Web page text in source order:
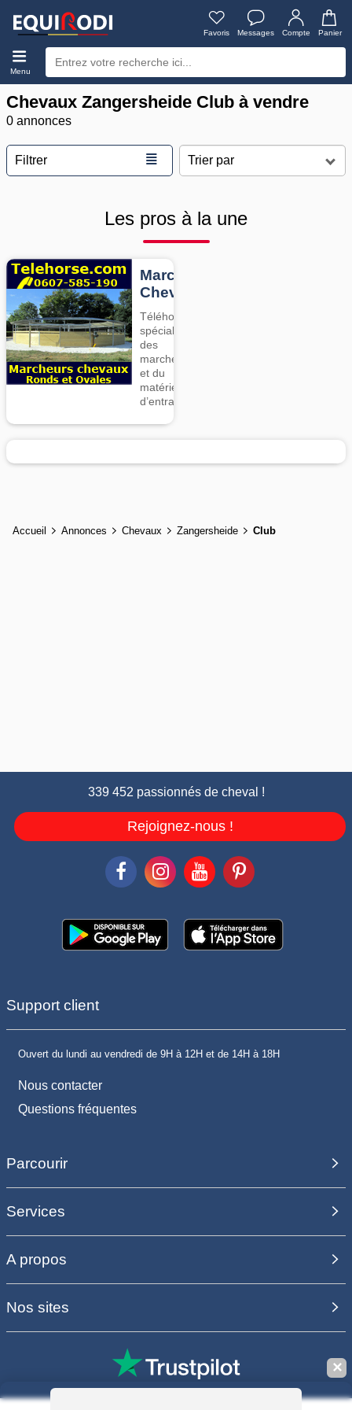
Favoris Messages Compte Panier
Menu
Chevaux Zangersheide Club à vendre
0 annonces
Filtrer ≣
Les pros à la une
Marcheurs
Chevaux
Téléhorse,
spécialiste
des
marcheurs
et du
matériel
d’entrainement
Accueil Annonces Chevaux Zangersheide Club
339 452 passionnés de cheval !
Rejoignez-nous !
Support client
Ouvert du lundi au vendredi de 9H à 12H et de 14H à 18H
Nous contacter
Questions fréquentes
Parcourir
Services
A propos
Nos sites
✕